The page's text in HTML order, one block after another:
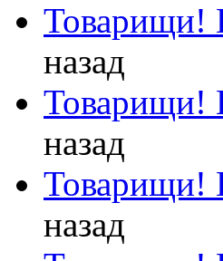
Товарищи!
назад
Товарищи!
назад
Товарищи!
назад